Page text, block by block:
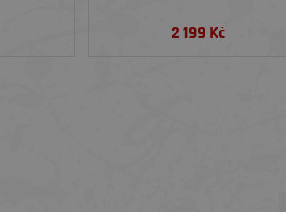
2 199 Kč